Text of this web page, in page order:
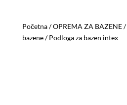
Početna/OPREMA ZA BAZENE/
bazene/ Podloga za bazen intex